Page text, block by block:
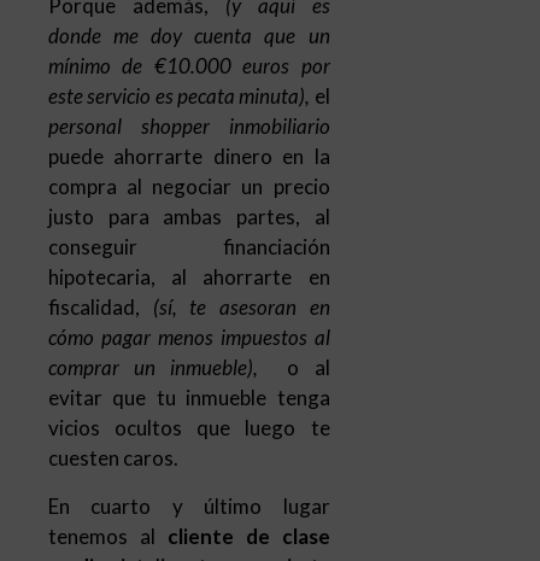
puede ahorrarte dinero en la
compra al negociar un precio
justo para ambas partes, al
conseguir financiación
hipotecaria, al ahorrarte en
fiscalidad, (sí, te asesoran en
cómo pagar menos impuestos al
comprar un inmueble),o al
evitar que tu inmueble tenga
vicios ocultos que luego te
cuesten caros.
En cuarto y último lugar
tenemos alcliente de clase
media
, inteligente, con cierta
capacidad económica y nivel
con un asesor para que le
ayude a tomar una de las